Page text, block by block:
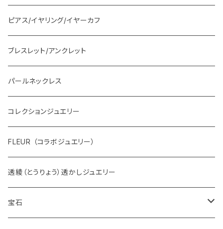
ピアス/イヤリング/イヤーカフ
ブレスレット/アンクレット
パールネックレス
コレクションジュエリー
FLEUR （コラボジュエリー）
透綾（とうりょう）透かしジュエリー
宝石